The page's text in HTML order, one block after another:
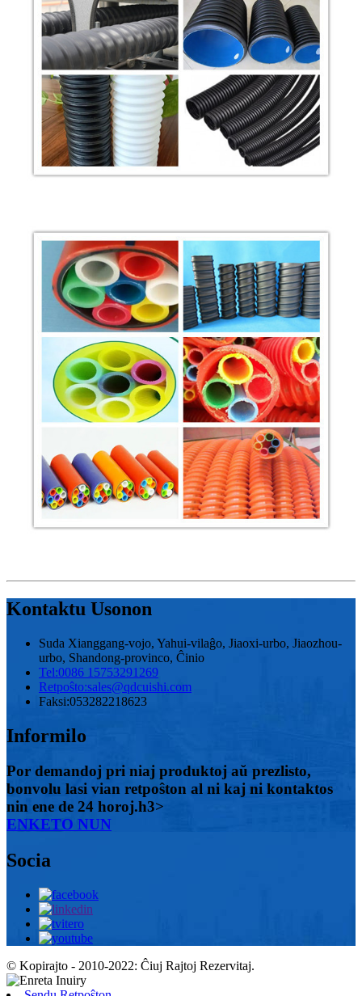
Kontaktu Usonon
Suda Xianggang-vojo, Yahui-vilaĝo, Jiaoxi-urbo, Jiaozhou-
urbo, Shandong-provinco, Ĉinio
Tel:0086 15753291269
Retpoŝto:sales@qdcuishi.com
Faksi:053282218623
Informilo
Por demandoj pri niaj produktoj aŭ prezlisto,
bonvolu lasi vian retpoŝton al ni kaj ni kontaktos
nin ene de 24 horoj.h3>
ENKETO NUN
Socia
© Kopirajto - 2010-2022: Ĉiuj Rajtoj Rezervitaj.